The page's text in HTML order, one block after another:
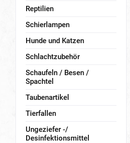
Reptilien
Schierlampen
Hunde und Katzen
Schlachtzubehör
Schaufeln / Besen /
Spachtel
Taubenartikel
Tierfallen
Ungeziefer -/
Desinfektionsmittel